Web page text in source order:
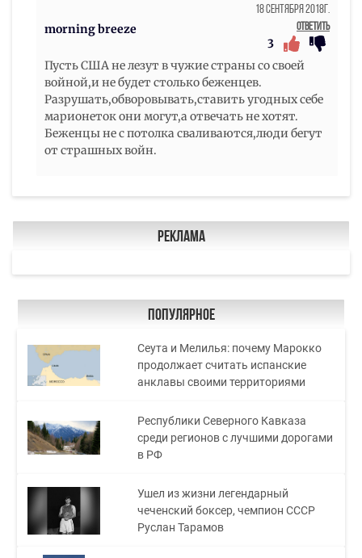
morning breeze
18 Сентября 2018г.
Ответить
3
Пусть США не лезут в чужие страны со своей
войной,и не будет столько беженцев.
Разрушать,обворовывать,ставить угодных себе
марионеток они могут,а отвечать не хотят.
Беженцы не с потолка сваливаются,люди бегут
от страшных войн.
Реклама
Популярное
Сеута и Мелилья: почему Марокко
продолжает считать испанские
анклавы своими территориями
Республики Северного Кавказа
среди регионов с лучшими дорогами
в РФ
Ушел из жизни легендарный
чеченский боксер, чемпион СССР
Руслан Тарамов